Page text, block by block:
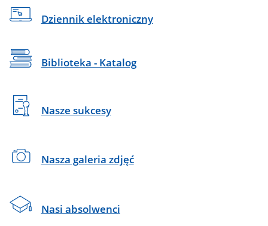
Dziennik elektroniczny
Biblioteka - Katalog
Nasze sukcesy
Nasza galeria zdjęć
Nasi absolwenci